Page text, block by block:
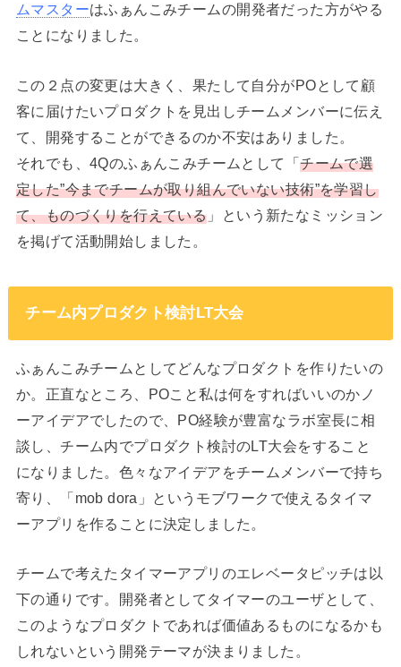
ムマスターはふぁんこみチームの開発者だった方がやる
ことになりました。
この２点の変更は大きく、果たして自分がPOとして顧
客に届けたいプロダクトを見出しチームメンバーに伝え
て、開発することができるのか不安はありました。
それでも、4Qのふぁんこみチームとして「チームで選
定した”今までチームが取り組んでいない技術”を学習し
て、ものづくりを行えている 」という新たなミッション
を掲げて活動開始しました。
チーム内プロダクト検討LT大会
ふぁんこみチームとしてどんなプロダクトを作りたいの
か。正直なところ、POこと私は何をすればいいのかノ
ーアイデアでしたので、PO経験が豊富なラボ室長に相
談し、チーム内でプロダクト検討のLT大会をすること
になりました。色々なアイデアをチームメンバーで持ち
寄り、「mob dora」というモブワークで使えるタイマ
ーアプリを作ることに決定しました。
チームで考えたタイマーアプリのエレベータピッチは以
下の通りです。開発者としてタイマーのユーザとして、
このようなプロダクトであれば価値あるものになるかも
しれないという開発テーマが決まりました。